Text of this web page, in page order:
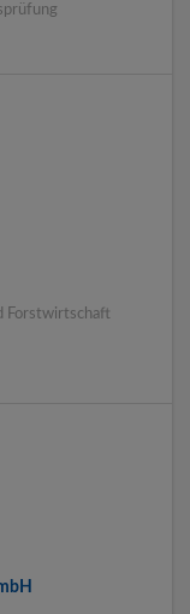
Forstwirtschaft